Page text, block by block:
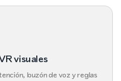
visuales
buzón de voz y reglas